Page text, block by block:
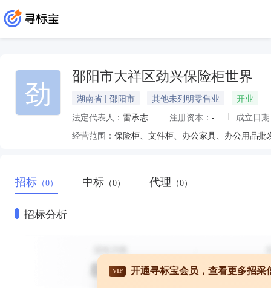
劲 邵阳市大祥区劲兴保险柜世界
湖南省 | 邵阳市 其他未列明零售业
开业
法定代表人： 雷承志 注册资本： -
成立日
经营范围： 保险柜、文件柜、办公家具、办公用品
招标 （0） 中标 （0） 代理 （0）
招标分析
VIP 开通寻标宝会员，查看更多招采